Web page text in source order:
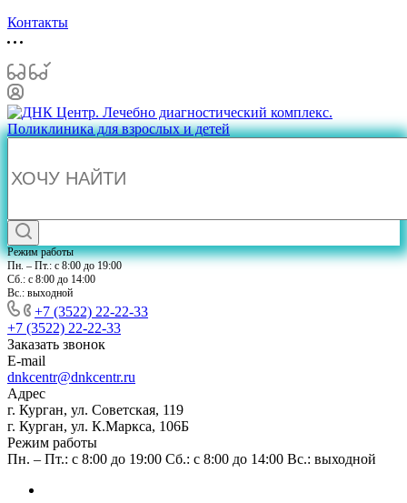
Контакты
Режим работы
Пн. – Пт.: с 8:00 до 19:00
Сб.: с 8:00 до 14:00
Вс.: выходной
+7 (3522) 22-22-33
+7 (3522) 22-22-33
Заказать звонок
E-mail
dnkcentr@dnkcentr.ru
Адрес
г. Курган, ул. Советская, 119
г. Курган, ул. К.Маркса, 106Б
Режим работы
Пн. – Пт.: с 8:00 до 19:00 Сб.: с 8:00 до 14:00 Вс.: выходной